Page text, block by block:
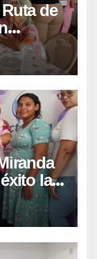
de
la